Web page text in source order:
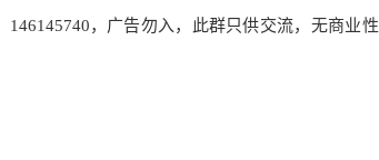
，广告勿入，此群只供交流，无商业性